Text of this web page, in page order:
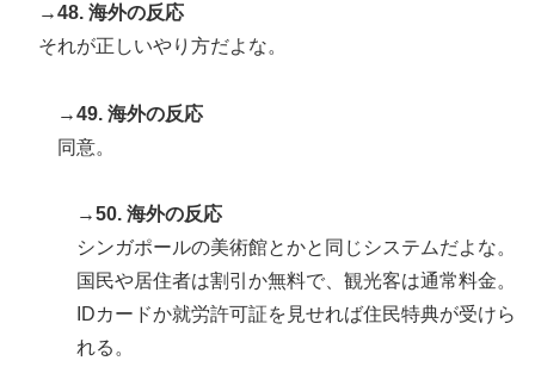
→48. 海外の反応
それが正しいやり方だよな。
→49. 海外の反応
同意。
→50. 海外の反応
シンガポールの美術館とかと同じシステムだよな。
国民や居住者は割引か無料で、観光客は通常料金。
IDカードか就労許可証を見せれば住民特典が受けら
れる。